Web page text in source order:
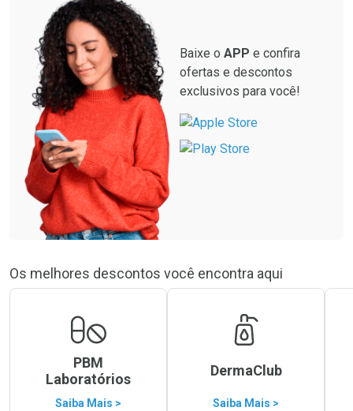
Baixe o APP e confira
ofertas e descontos
exclusivos para você!
Os melhores descontos você encontra aqui
PBM
Laboratórios
Saiba Mais >
DermaClub
Saiba Mais >